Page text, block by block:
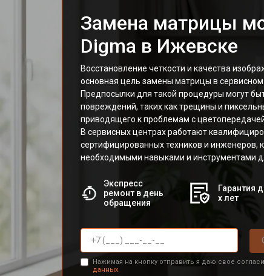
Замена матрицы
Digma в Ижевске
Восстановление четкости и качества
основная цель замены матрицы в сервисном
Предпосылки для такой процедуры могут
повреждений, таких как трещины и
приводящего к проблемам с
В сервисных центрах работают
сертифицированных техников и инженеров,
необходимыми навыками и инструментами
Экспресс
ремонт в день
обращения
Гарантия
х лет
Нажимая на кнопку отправить я даю свое
данных.